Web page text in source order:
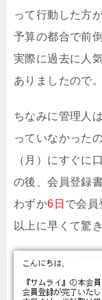
って行動した方
予算の都合で前
実際に過去に人
ありましたので。
ちなみに管理人
っていなかった
（月）にすぐに
の後、会員登録
わずか6日 で会員
以上に早くて驚